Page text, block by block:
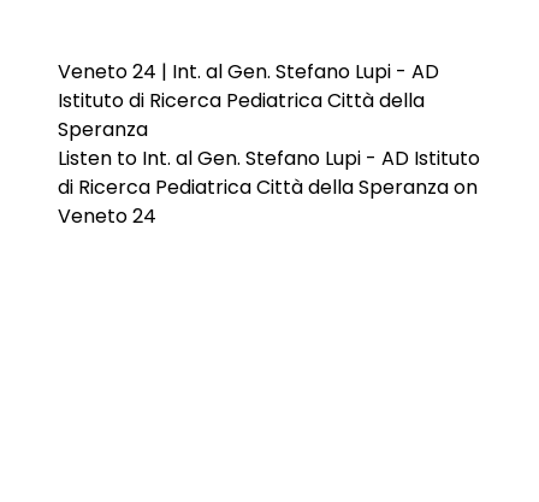
Veneto 24 | Int. al Gen. Stefano Lupi - AD
Istituto di Ricerca Pediatrica Città della
Speranza
Listen to Int. al Gen. Stefano Lupi - AD Istituto
di Ricerca Pediatrica Città della Speranza on
Veneto 24